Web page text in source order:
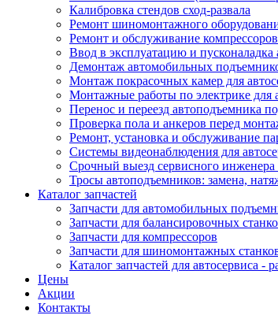
Калибровка стендов сход-развала
Ремонт шиномонтажного
Ремонт и обслуживание компрессоров
Ввод в эксплуатацию и
Демонтаж автомобильных
Монтаж покрасочных камер для
Монтажные работы по электрике для
Перенос и переезд автоподъемника
Проверка пола и анкеров перед
Ремонт, установка и обслуживание
Системы видеонаблюдения для
Срочный выезд сервисного
Тросы автоподъемников: замена,
Каталог запчастей
Запчасти для автомобильных
Запчасти для балансировочных
Запчасти для компрессоров
Запчасти для шиномонтажных
Каталог запчастей для автосервиса -
Цены
Акции
Контакты